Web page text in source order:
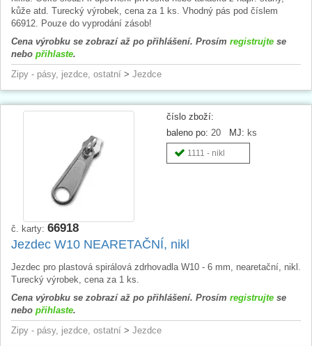
kůže atd. Turecký výrobek, cena za 1 ks. Vhodný pás pod číslem
66912. Pouze do vyprodání zásob!
Cena výrobku se zobrazí až po přihlášení. Prosím registrujte se
nebo přihlaste.
Zipy - pásy, jezdce, ostatní > Jezdce
číslo zboží:
baleno po: 20 MJ: ks
1111 - nikl
č. karty: 66918
Jezdec W10 NEARETAČNÍ, nikl
Jezdec pro plastová spirálová zdrhovadla W10 - 6 mm, nearetační, nikl.
Turecký výrobek, cena za 1 ks.
Cena výrobku se zobrazí až po přihlášení. Prosím registrujte se
nebo přihlaste.
Zipy - pásy, jezdce, ostatní > Jezdce